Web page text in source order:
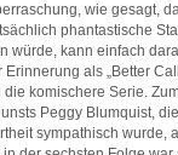
wie gesagt,
phantastische
würde, kann einfach
Erinnerung als „Better
die komischere Serie.
Peggy Blumquist,
sympathisch wurde,